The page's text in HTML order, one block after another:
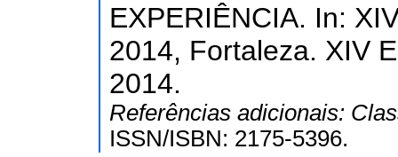
EXPERIÊNCIA. In:
2014, Fortaleza. XIV
2014.
Referências adicionais:
ISSN/ISBN: 2175-5396.